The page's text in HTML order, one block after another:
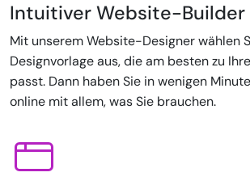
Intuitiver Website-Builder
Mit unserem Website-Designer wählen
Designvorlage aus, die am besten zu
passt. Dann haben Sie in wenigen
online mit allem, was Sie brauchen.